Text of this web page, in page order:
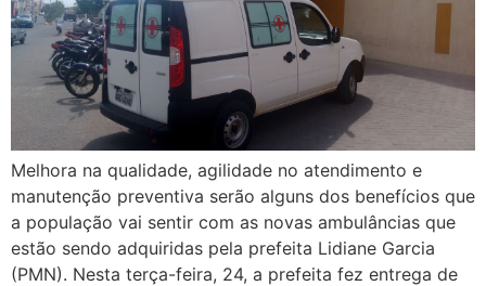
Melhora na qualidade, agilidade no atendimento e
manutenção preventiva serão alguns dos benefícios que
a população vai sentir com as novas ambulâncias que
estão sendo adquiridas pela prefeita Lidiane Garcia
(PMN). Nesta terça-feira, 24, a prefeita fez entrega de